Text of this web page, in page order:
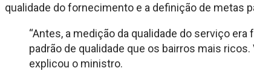
qualidade do fornecimento e a definição de metas
“Antes, a medição da qualidade do serviço
padrão de qualidade que os bairros mais
explicou o ministro.